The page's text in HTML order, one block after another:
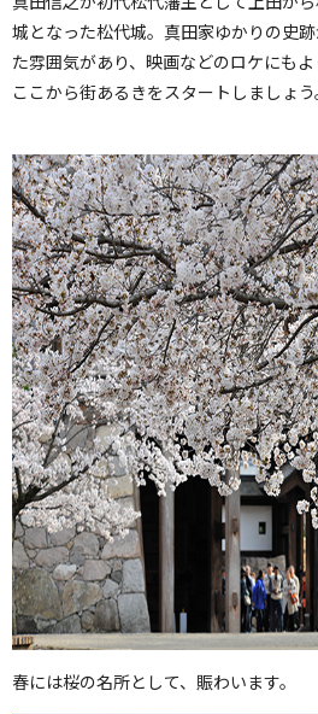
城となった松代城。真田家ゆかりの史
た雰囲気があり、映画などのロケにもよ
ここから街あるきをスタートしましょう
春には桜の名所として、賑わいます。